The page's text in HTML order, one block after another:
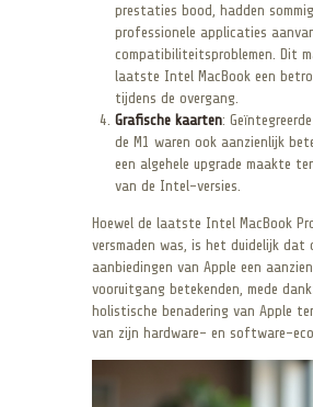
prestaties bood, hadden
professionele applicaties
compatibiliteitsproblemen. Dit
laatste Intel MacBook een
tijdens de overgang.
Grafische kaarten:
de M1 waren ook aanzienlijk
een algehele upgrade maakte
van de Intel-versies.
Hoewel de laatste Intel MacBook
versmaden was, is het duidelijk dat
aanbiedingen van Apple een
vooruitgang betekenden, mede
holistische benadering van Apple
van zijn hardware- en software-